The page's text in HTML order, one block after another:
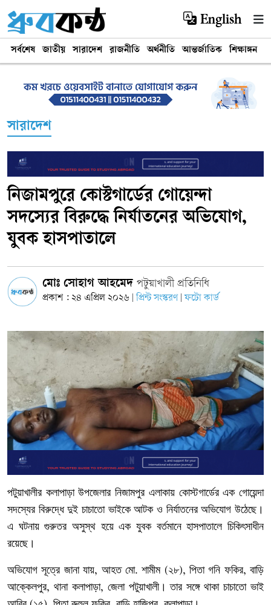
English
সর্বশেষ জাতীয় সারাদেশ রাজনীতি অর্থনীতি আন্তর্জাতিক শিক্ষাঙ্গন
সারাদেশ
নিজামপুরে কোস্টগার্ডের গোয়েন্দা
সদস্যের বিরুদ্ধে নির্যাতনের অভিযোগ,
যুবক হাসপাতালে
মোঃ সোহাগ আহমেদ পটুয়াখালী প্রতিনিধি
প্রকাশ : ২৪ এপ্রিল ২০২৬ প্রিন্ট সংস্করণ ফটো কার্ড
পটুয়াখালীর কলাপাড়া উপজেলার নিজামপুর এলাকায় কোস্টগার্ডের এক গোয়েন্দা
সদস্যের বিরুদ্ধে দুই চাচাতো ভাইকে আটক ও নির্যাতনের অভিযোগ উঠেছে।
এ ঘটনায় গুরুতর অসুস্থ হয়ে এক যুবক বর্তমানে হাসপাতালে চিকিৎসাধীন
রয়েছে।
অভিযোগ সূত্রে জানা যায়, আহত মো.শামীম(২৮), পিতা গনি ফকির,বাড়ি
আক্কেলপুর, থানা কলাপাড়া, জেলা পটুয়াখালী। তার সঙ্গে থাকা চাচাতো ভাই